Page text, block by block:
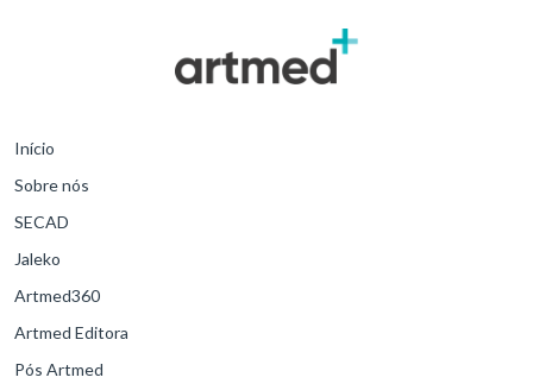
Início
Sobre nós
SECAD
Jaleko
Artmed360
Artmed Editora
Pós Artmed